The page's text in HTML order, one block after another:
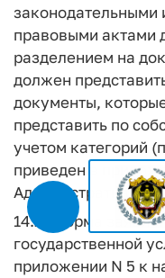
правовыми актами
разделением на
должен
документы,
представить по
учетом категорий
приведен в
14.2. Форма
государственной
приложении N 5 к